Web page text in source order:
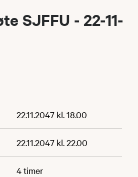
SJFFU - 22-11-
22.11.2047 kl. 18.00
22.11.2047 kl. 22.00
4 timer